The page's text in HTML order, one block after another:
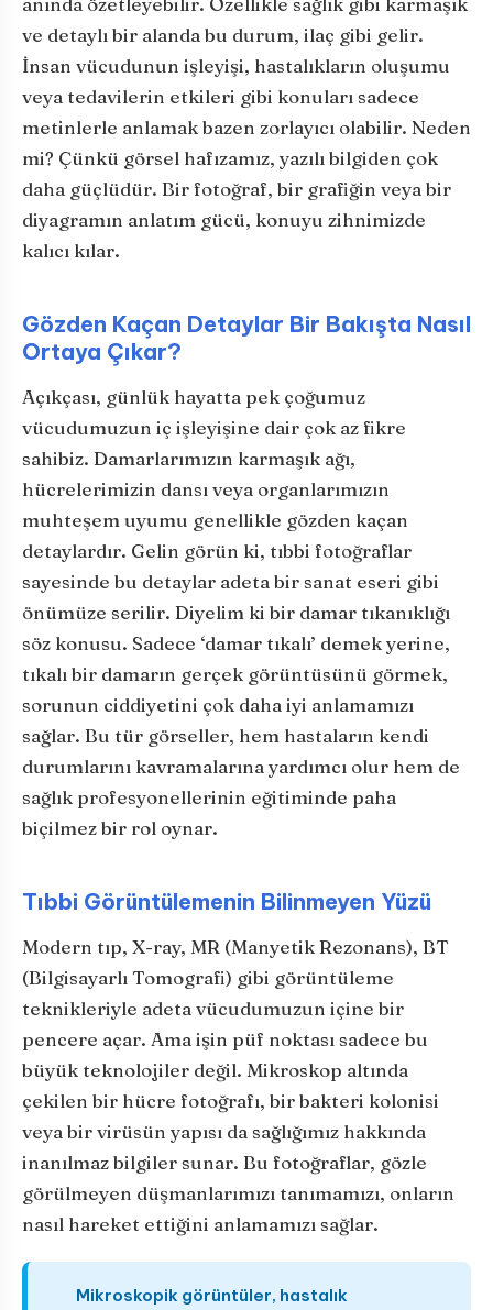
ve detaylı bir alanda bu durum, ilaç gibi gelir.
İnsan vücudunun işleyişi, hastalıkların oluşumu
veya tedavilerin etkileri gibi konuları sadece
metinlerle anlamak bazen zorlayıcı olabilir. Neden
mi? Çünkü görsel hafızamız, yazılı bilgiden çok
daha güçlüdür. Bir fotoğraf, bir grafiğin veya bir
diyagramın anlatım gücü, konuyu zihnimizde
kalıcı kılar.
Gözden Kaçan Detaylar Bir Bakışta Nasıl
Ortaya Çıkar?
Açıkçası, günlük hayatta pek çoğumuz
vücudumuzun iç işleyişine dair çok az fikre
sahibiz. Damarlarımızın karmaşık ağı,
hücrelerimizin dansı veya organlarımızın
muhteşem uyumu genellikle gözden kaçan
detaylardır. Gelin görün ki, tıbbi fotoğraflar
sayesinde bu detaylar adeta bir sanat eseri gibi
önümüze serilir. Diyelim ki bir damar tıkanıklığı
söz konusu. Sadece ‘damar tıkalı’ demek yerine,
tıkalı bir damarın gerçek görüntüsünü görmek,
sorunun ciddiyetini çok daha iyi anlamamızı
sağlar. Bu tür görseller, hem hastaların kendi
durumlarını kavramalarına yardımcı olur hem de
sağlık profesyonellerinin eğitiminde paha
biçilmez bir rol oynar.
Tıbbi Görüntülemenin Bilinmeyen Yüzü
Modern tıp, X-ray, MR (Manyetik Rezonans), BT
(Bilgisayarlı Tomografi) gibi görüntüleme
teknikleriyle adeta vücudumuzun içine bir
pencere açar. Ama işin püf noktası sadece bu
büyük teknolojiler değil. Mikroskop altında
çekilen bir hücre fotoğrafı, bir bakteri kolonisi
veya bir virüsün yapısı da sağlığımız hakkında
inanılmaz bilgiler sunar. Bu fotoğraflar, gözle
görülmeyen düşmanlarımızı tanımamızı, onların
nasıl hareket ettiğini anlamamızı sağlar.
Mikroskopik görüntüler, hastalık